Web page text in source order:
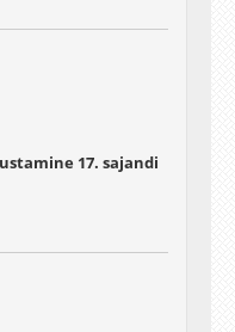
17. sajandi